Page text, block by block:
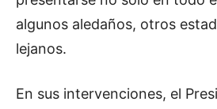
algunos aledaños, otros
lejanos.
En sus intervenciones, el